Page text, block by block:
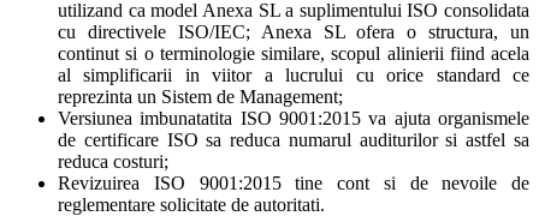
utilizand ca model Anexa SL a suplimentului ISO consolidata
cu directivele ISO/IEC; Anexa SL ofera o structura, un
continut si o terminologie similare, scopul alinierii fiind acela
al simplificarii in viitor a lucrului cu orice standard ce
reprezinta un Sistem de Management;
Versiunea imbunatatita ISO 9001:2015 va ajuta organismele
de certificare ISO sa reduca numarul auditurilor si astfel sa
reduca costuri;
Revizuirea ISO 9001:2015 tine cont si de nevoile de
reglementare solicitate de autoritati.